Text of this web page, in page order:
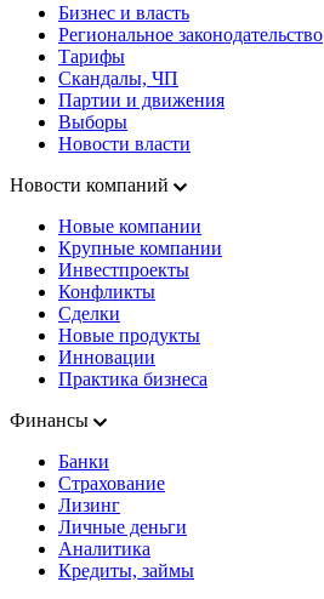
Бизнес и власть
Региональное законодательство
Тарифы
Скандалы, ЧП
Партии и движения
Выборы
Новости власти
Новости компаний
Новые компании
Крупные компании
Инвестпроекты
Конфликты
Сделки
Новые продукты
Инновации
Практика бизнеса
Финансы
Банки
Страхование
Лизинг
Личные деньги
Аналитика
Кредиты, займы